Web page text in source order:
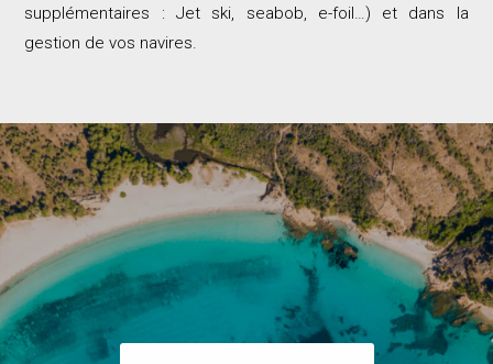
supplémentaires : Jet ski, seabob, e-foil…) et dans la
gestion de vos navires.